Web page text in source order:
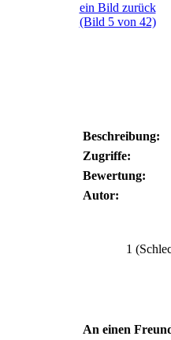
ein Bild zurück
(Bild 5 von 42)
Beschreibung:
Zugriffe:
Bewertung:
Autor:
1
An einen